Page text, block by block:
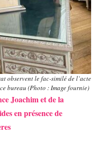
observent le fac-similé de l’acte
bureau (Photo : Image fournie)
Joachim et de la
en présence de